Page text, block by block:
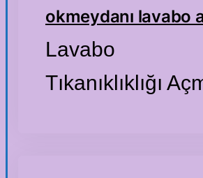
okmeydanı lavabo
Lavabo
Tıkanıklıklığı